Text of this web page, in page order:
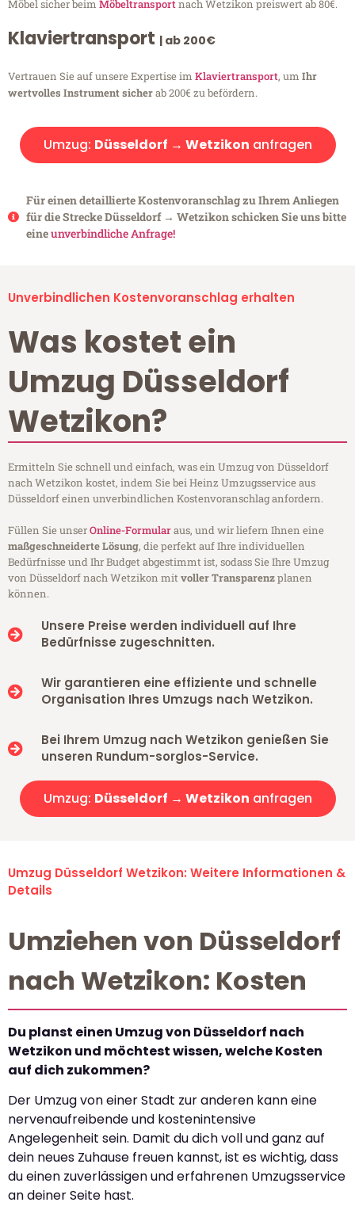
Möbel sicher beim Möbeltransportnach Wetzikon preiswert ab 80€.
Klaviertransport | ab 200€
Vertrauen Sie auf unsere Expertise im Klaviertransport, um Ihr
wertvolles Instrument sicherab 200€ zu befördern.
Umzug: Düsseldorf → Wetzikon anfragen
Für einen detaillierte Kostenvoranschlag zu Ihrem Anliegen
für die Strecke Düsseldorf → Wetzikon schicken Sie uns bitte
eineunverbindliche Anfrage!
Unverbindlichen Kostenvoranschlag erhalten
Was kostet ein
Umzug Düsseldorf
Wetzikon?
Ermitteln Sie schnell und einfach, was ein Umzug von Düsseldorf
nach Wetzikon kostet, indem Sie bei Heinz Umzugsservice aus
Düsseldorf einen unverbindlichen Kostenvoranschlag anfordern.
Füllen Sie unserOnline-Formularaus, und wir liefern Ihnen eine
maßgeschneiderte Lösung, die perfekt auf Ihre individuellen
Bedürfnisse und Ihr Budget abgestimmt ist, sodass Sie Ihre Umzug
von Düsseldorf nach Wetzikon mitvoller Transparenzplanen
können.
Unsere Preise werden individuell auf Ihre
Bedürfnisse zugeschnitten.
Wir garantieren eine effiziente und schnelle
Organisation Ihres Umzugs nach Wetzikon.
Bei Ihrem Umzug nach Wetzikon genießen Sie
unseren Rundum-sorglos-Service.
Umzug: Düsseldorf → Wetzikon anfragen
Umzug Düsseldorf Wetzikon: Weitere Informationen &
Details
Umziehen von Düsseldorf
nach Wetzikon: Kosten
Du planst einen Umzug von Düsseldorf nach
Wetzikon und möchtest wissen, welche Kosten
auf dich zukommen?
Der Umzug von einer Stadt zur anderen kann eine
nervenaufreibende und kostenintensive
Angelegenheit sein. Damit du dich voll und ganz auf
dein neues Zuhause freuen kannst, ist es wichtig, dass
du einen zuverlässigen und erfahrenen Umzugsservice
an deiner Seite hast.